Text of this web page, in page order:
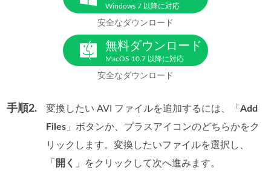
Windows 7 以降に対応
安全なダウンロード
無料ダウンロード
MacOS 10.7 以降に対応
安全なダウンロード
手順2. 変換したい AVI ファイルを追加するには、「Add
Files 」ボタンか、プラスアイコンのどちらかをク
リックします。変換したいファイルを選択し、
「 開く 」をクリックして次へ進みます。